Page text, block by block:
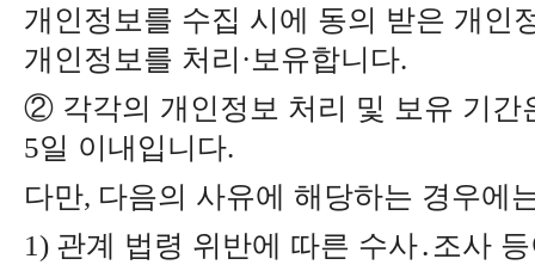
개인정보를 수집 시에 동의 받은 개인
개인정보를 처리· 보유합니다.
② 각각의 개인정보 처리 및 보유 기간
5일 이내입니다.
다만, 다음의 사유에 해당하는 경우에
1) 관계 법령 위반에 따른 수사․ 조사